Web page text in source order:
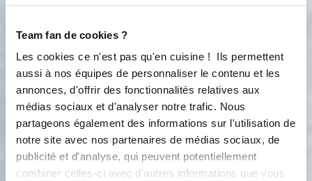
Team fan de cookies ?
Les cookies ce n'est pas qu'en cuisine ! Ils permettent
aussi à nos équipes de personnaliser le contenu et les
annonces, d'offrir des fonctionnalités relatives aux
médias sociaux et d'analyser notre trafic. Nous
partageons également des informations sur l'utilisation de
notre site avec nos partenaires de médias sociaux, de
publicité et d'analyse, qui peuvent potentiellement
combiner celles-ci avec d'autres informations que vous
4
laissez tiédir 5 min Ajoutez le zeste du
15s 5
5
Étape 5 A joutez la poudre d'amandes.
Mixer
10s 3